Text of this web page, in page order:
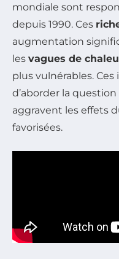
mondiale sont
depuis 1990. Ces
augmentation
les vagues de
plus vulnérables.
d’aborder la question
aggravent les effets
favorisées.